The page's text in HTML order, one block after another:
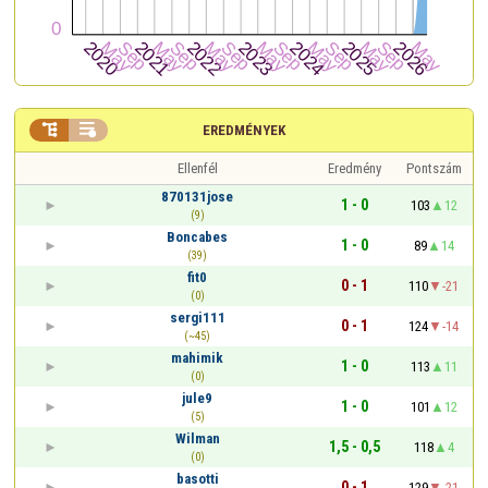
EREDMÉNYEK
 
Ellenfél Eredmény
Pontszám
870131jose
(9)
1 - 0 103
12
Boncabes
(39)
1 - 0 89
14
fit0
(0)
0 - 1 110
-21
sergi111
(~45)
0 - 1 124
-14
mahimik
(0)
1 - 0 113
11
jule9
(5)
1 - 0 101
12
Wilman
(0)
1,5 - 0,5 118
4
basotti